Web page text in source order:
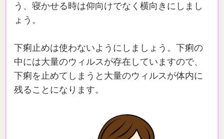
う、寝かせる時は仰向けでなく横向きにしまし
ょう。
下痢止めは使わないようにしましょう。下痢の
中には大量のウィルスが存在していますので、
下痢を止めてしまうと大量のウィルスが体内に
残ることになります。